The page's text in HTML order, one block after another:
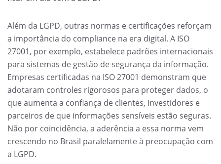
Além da LGPD, outras normas e certificações reforçam
a importância do compliance na era digital. A ISO
27001, por exemplo, estabelece padrões internacionais
para sistemas de gestão de segurança da informação.
Empresas certificadas na ISO 27001 demonstram que
adotaram controles rigorosos para proteger dados, o
que aumenta a confiança de clientes, investidores e
parceiros de que informações sensíveis estão seguras.
Não por coincidência, a aderência a essa norma vem
crescendo no Brasil paralelamente à preocupação com
a LGPD.